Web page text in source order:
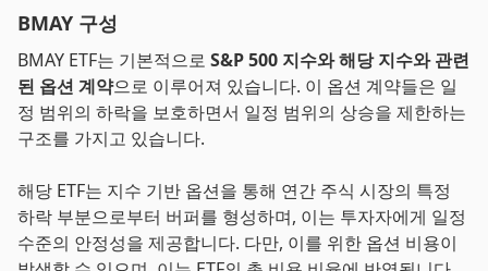
BMAY 구성
BMAY ETF는 기본적으로 S&P 500 지수와 해당 지수와 관련
된 옵션 계약으로 이루어져 있습니다. 이 옵션 계약들은 일
정 범위의 하락을 보호하면서 일정 범위의 상승을 제한하는
구조를 가지고 있습니다.
해당 ETF는 지수 기반 옵션을 통해 연간 주식 시장의 특정
하락 부분으로부터 버퍼를 형성하며, 이는 투자자에게 일정
수준의 안정성을 제공합니다. 다만, 이를 위한 옵션 비용이